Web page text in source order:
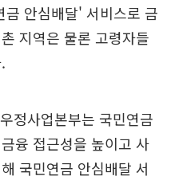
안심배달' 서비스로 금
지역은 물론 고령자들
정사업본부는 국민연금
융 접근성을 높이고 사
국민연금 안심배달 서